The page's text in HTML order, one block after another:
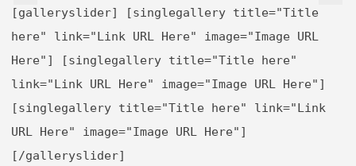
[galleryslider] [singlegallery title="Title
here" link="Link URL Here" image="Image URL
Here"] [singlegallery title="Title here"
link="Link URL Here" image="Image URL Here"]
[singlegallery title="Title here" link="Link
URL Here" image="Image URL Here"]
[/galleryslider]